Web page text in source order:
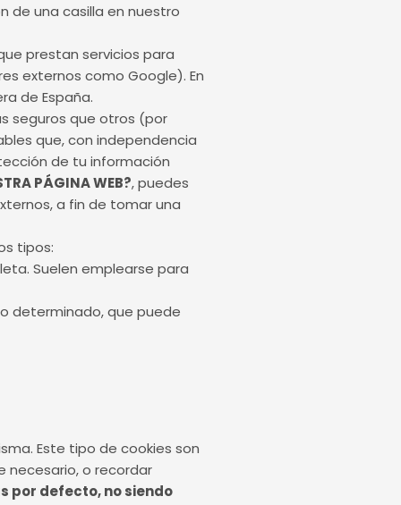
de una casilla en nuestro
prestan servicios para
externos como Google). En
de España.
seguros que otros (por
que, con independencia
de tu información
PÁGINA WEB?, puedes
a fin de tomar una
tipos:
Suelen emplearse para
determinado, que puede
Este tipo de cookies son
necesario, o recordar
por defecto, no siendo